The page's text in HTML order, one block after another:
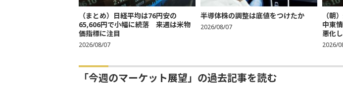
（まとめ）日経平均は76円安の
65,606円で小幅に続落 来週は米物
価指標に注目
2026/08/07
半導体株の調整は底値をつけたか
2026/08/07
（朝
中東
悪化
2026/
「今週のマーケット展望」の過去記事を読む